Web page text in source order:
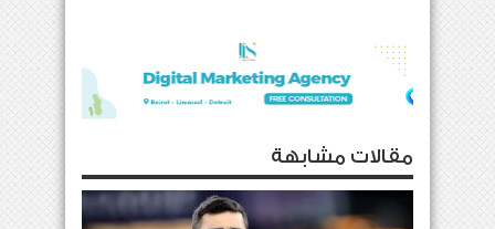
مقالات مشابهة